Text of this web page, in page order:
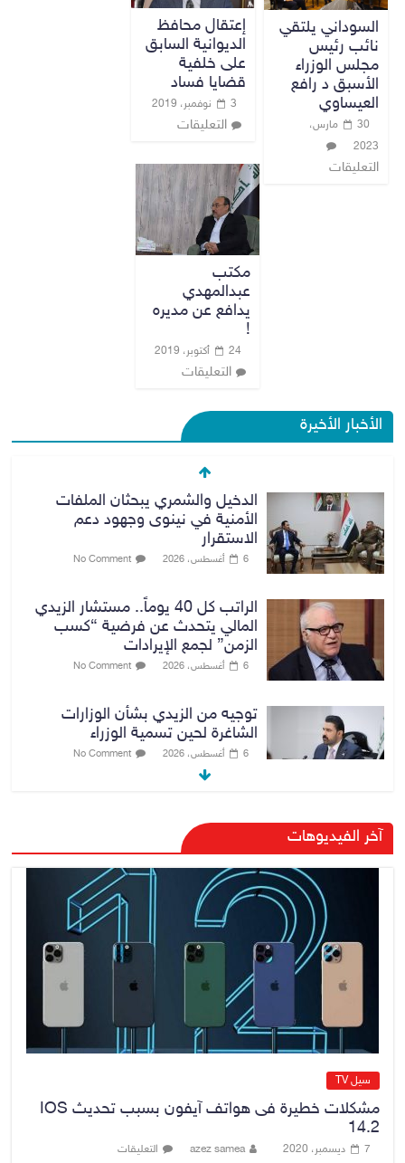
السوداني يلتقي
نائب رئيس
مجلس الوزراء
الأسبق د رافع
العيساوي
30 مارس،
2023
التعليقات
إعتقال محافظ
الديوانية السابق
على خلفية
قضايا فساد
3 نوفمبر، 2019
التعليقات
مكتب
عبدالمهدي
يدافع عن مديره
!
24 أكتوبر، 2019
التعليقات
الأخبار الأخيرة
الدخيل والشمري يبحثان الملفات
الأمنية في نينوى وجهود دعم
الاستقرار
6 أغسطس، 2026 No Comment
الراتب كل 40 يوماً.. مستشار الزيدي
المالي يتحدث عن فرضية “كسب
الزمن” لجمع الإيرادات
6 أغسطس، 2026 No Comment
توجيه من الزيدي بشأن الوزارات
الشاغرة لحين تسمية الوزراء
6 أغسطس، 2026 No Comment
هيئة الإعلام والاتصالات تعتمد شركة
Apple منصة رقمية موثوقة لدعم
الاقتصاد الرقمي
No Comment
رئيس هيئة النزاهة: لا مظلة تحمي
الفاسدين والمال العام أمانة
No Comment
آخر الفيديوهات
سيل TV
مشكلات خطيرة فى هواتف آيفون بسبب تحديث IOS
14.2
7 ديسمبر، 2020 azez samea التعليقات